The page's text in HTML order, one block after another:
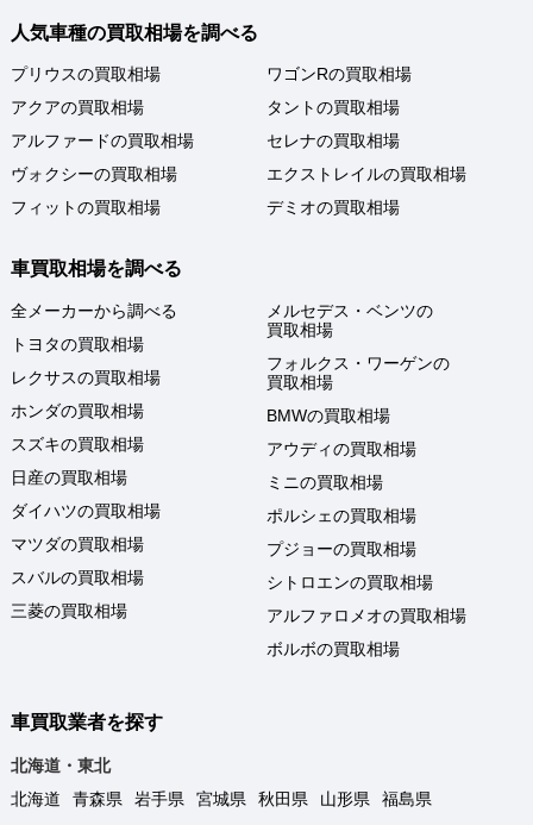
人気車種の買取相場を調べる
プリウスの買取相場
アクアの買取相場
アルファードの買取相場
ヴォクシーの買取相場
フィットの買取相場
ワゴンRの買取相場
タントの買取相場
セレナの買取相場
エクストレイルの買取相場
デミオの買取相場
車買取相場を調べる
全メーカーから調べる
トヨタの買取相場
レクサスの買取相場
ホンダの買取相場
スズキの買取相場
日産の買取相場
ダイハツの買取相場
マツダの買取相場
スバルの買取相場
三菱の買取相場
メルセデス・ベンツの
買取相場
フォルクス・ワーゲンの
買取相場
BMWの買取相場
アウディの買取相場
ミニの買取相場
ポルシェの買取相場
プジョーの買取相場
シトロエンの買取相場
アルファロメオの買取相場
ボルボの買取相場
車買取業者を探す
北海道・東北
北海道
青森県 岩手県 宮城県 秋田県 山形県
福島県